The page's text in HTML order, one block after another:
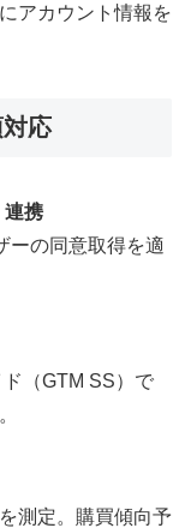
アカウント情報を
応
連携
ーの同意取得を適
（GTM SS）で
測定。購買傾向予